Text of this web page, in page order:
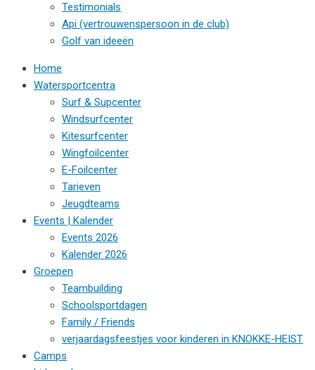
Testimonials
Api (vertrouwenspersoon in de club)
Golf van ideeën
Home
Watersportcentra
Surf & Supcenter
Windsurfcenter
Kitesurfcenter
Wingfoilcenter
E-Foilcenter
Tarieven
Jeugdteams
Events | Kalender
Events 2026
Kalender 2026
Groepen
Teambuilding
Schoolsportdagen
Family / Friends
verjaardagsfeestjes voor kinderen in KNOKKE-HEIST
Camps